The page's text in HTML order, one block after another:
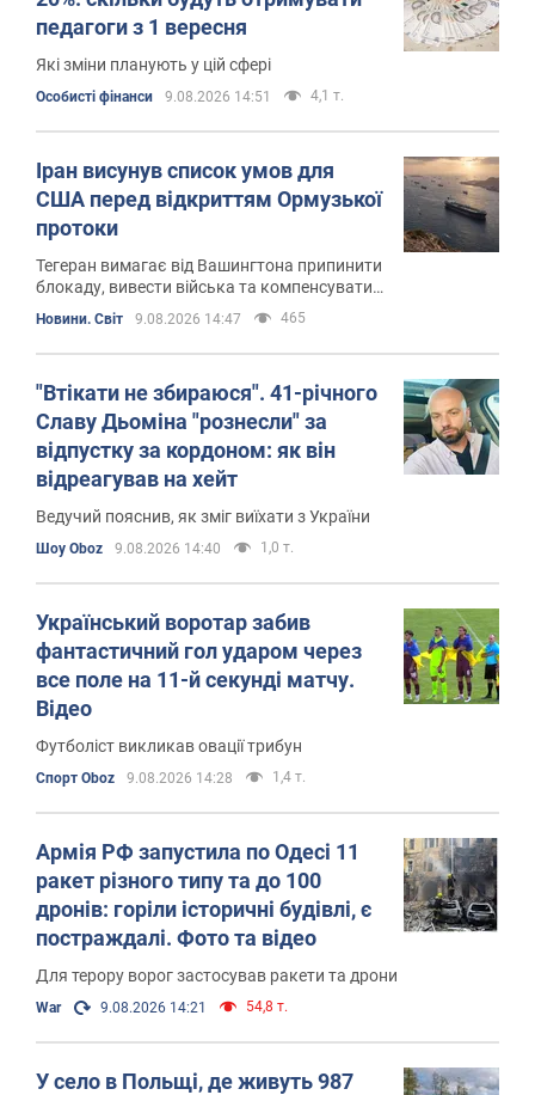
педагоги з 1 вересня
Які зміни планують у цій сфері
Особисті фінанси 9.08.2026 14:51 4,1 т.
Іран висунув список умов для
США перед відкриттям Ормузької
протоки
Тегеран вимагає від Вашингтона припинити
блокаду, вивести війська та компенсувати
збитки, завдані Ірану під час війни
Новини. Світ 9.08.2026 14:47 465
"Втікати не збираюся". 41-річного
Славу Дьоміна "рознесли" за
відпустку за кордоном: як він
відреагував на хейт
Ведучий пояснив, як зміг виїхати з України
Шоу Oboz 9.08.2026 14:40 1,0 т.
Український воротар забив
фантастичний гол ударом через
все поле на 11-й секунді матчу.
Відео
Футболіст викликав овації трибун
Спорт Oboz 9.08.2026 14:28 1,4 т.
Армія РФ запустила по Одесі 11
ракет різного типу та до 100
дронів: горіли історичні будівлі, є
постраждалі. Фото та відео
Для терору ворог застосував ракети та дрони
War 9.08.2026 14:21 54,8 т.
У село в Польщі, де живуть 987